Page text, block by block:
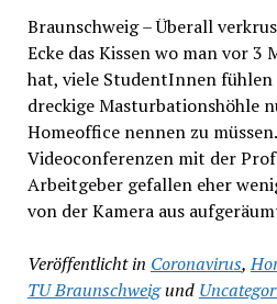
Braunschweig – Überall
Ecke das Kissen wo man vor
hat, viele StudentInnen
dreckige Masturbationshöhle
Homeoffice nennen zu
Videoconferenzen mit der
Arbeitgeber gefallen eher
von der Kamera aus
Veröffentlicht in Coronavirus,
TU Braunschweigund